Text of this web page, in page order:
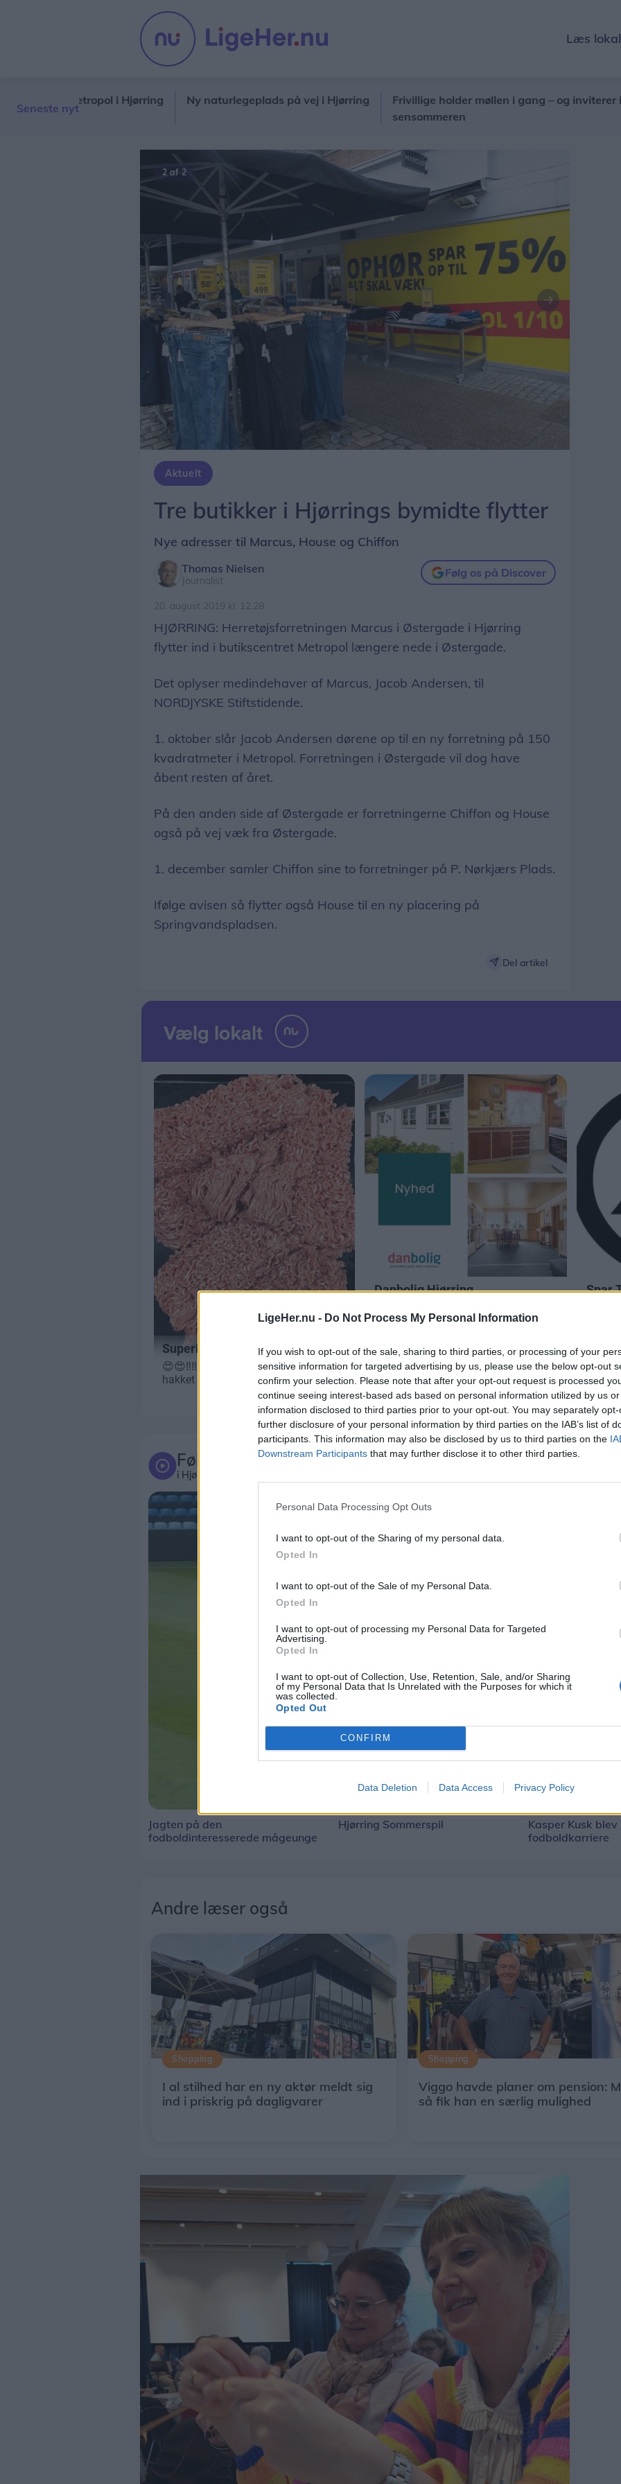
LigeHer.nu - Do Not Process My Personal Information
If you wish to opt-out of the sale, sharing to third parties, or processing of your
sensitive information for targeted advertising by us, please use the below opt-out
confirm your selection. Please note that after your opt-out request is processed
continue seeing interest-based ads based on personal information utilized by us
information disclosed to third parties prior to your opt-out. You may separately
further disclosure of your personal information by third parties on the IAB’s list of
participants. This information may also be disclosed by us to third parties on the
Downstream Participants that may further disclose it to other third parties.
Personal Data Processing Opt Outs
I want to opt-out of the Sharing of my personal data.
Opted In
I want to opt-out of the Sale of my Personal Data.
Opted In
I want to opt-out of processing my Personal Data for Targeted
Advertising.
Opted In
I want to opt-out of Collection, Use, Retention, Sale, and/or Sharing
of my Personal Data that Is Unrelated with the Purposes for which it
was collected.
Opted Out
CONFIRM
Data Deletion Data Access Privacy Policy
Læs
Seneste nyt
til Metropol i Hjørring Ny naturlegeplads på vej i Hjørring
Frivillige holder møllen i gang – og inviterer
sensommeren
2 af 2
Forrige Næste
Aktuelt
Tre butikker i Hjørrings bymidte flytter
Nye adresser til Marcus, House og Chiffon
Thomas Nielsen
Journalist
Følg os på Discover
20. august 2019 kl. 12.28
HJØRRING: Herretøjsforretningen Marcus i Østergade i Hjørring
flytter ind i butikscentret Metropol længere nede i Østergade.
Det oplyser medindehaver af Marcus, Jacob Andersen, til
NORDJYSKE Stiftstidende.
1. oktober slår Jacob Andersen dørene op til en ny forretning på 150
kvadratmeter i Metropol. Forretningen i Østergade vil dog have
åbent resten af året.
På den anden side af Østergade er forretningerne Chiffon og House
også på vej væk fra Østergade.
1. december samler Chiffon sine to forretninger på P. Nørkjærs Plads.
Ifølge avisen så flytter også House til en ny placering på
Springvandspladsen.
Del artikel
Følg med
i Hjørring og omegn
Jagten på den
fodboldinteresserede mågeunge
Hjørring Sommerspil
Kasper Kusk
fodboldkarriere
Andre læser også
Shopping
I al stilhed har en ny aktør meldt sig
ind i priskrig på dagligvarer
Shopping
Viggo havde planer om pension:
så fik han en særlig mulighed